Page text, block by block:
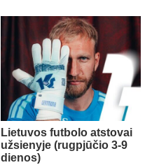
Lietuvos futbolo atstovai
užsienyje (rugpjūčio 3-9
dienos)